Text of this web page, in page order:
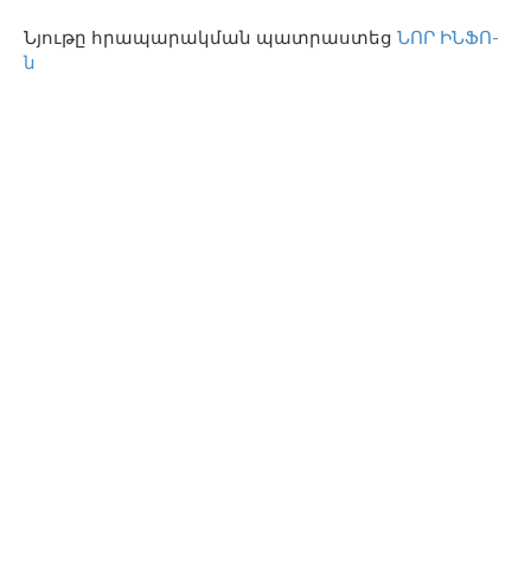
Նյութը հրապարակման պատրաստեց ՆՈՐ ԻՆՖՈ-
ն